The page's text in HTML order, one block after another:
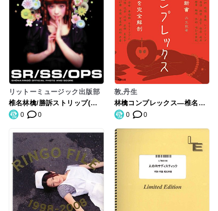
リットーミュージック出版部
椎名林檎/勝訴ストリップ(新
装版) (オフィシャル フォト&
スコア) (オフィシャル フォト
0 0
敦,丹生
林檎コンプレックス―椎名林
檎的解体新書
0 0